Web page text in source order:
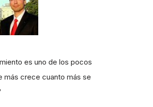
es uno de los pocos
más crece cuanto más se